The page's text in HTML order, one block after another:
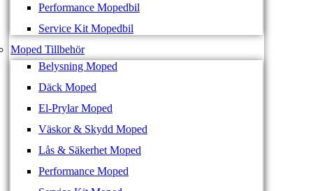
Performance Mopedbil
Service Kit Mopedbil
Moped Tillbehör
Belysning Moped
Däck Moped
El-Prylar Moped
Väskor & Skydd Moped
Lås & Säkerhet Moped
Performance Moped